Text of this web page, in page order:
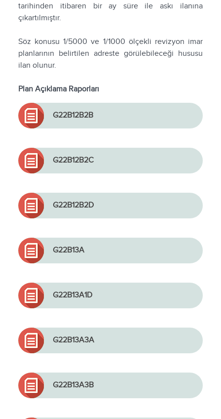
tarihinden itibaren bir ay süre ile askı ilanına
çıkartılmıştır.
Söz konusu 1/5000 ve 1/1000 ölçekli revizyon imar
planlarının belirtilen adreste görülebileceği hususu
ilan olunur.
Plan Açıklama Raporları
G22B12B2B
G22B12B2C
G22B12B2D
G22B13A
G22B13A1D
G22B13A3A
G22B13A3B